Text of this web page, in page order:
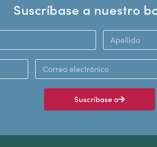
Suscríbase a nuestro
Suscríbase a